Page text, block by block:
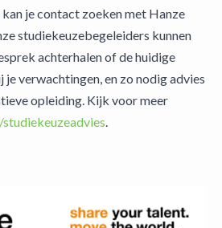
je contact zoeken met Hanze
studiekeuzebegeleiders kunnen
achterhalen of de huidige
verwachtingen, en zo nodig advies
opleiding. Kijk voor meer
studiekeuzeadvies.